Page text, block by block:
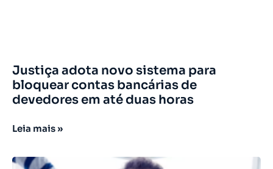
Justiça adota novo sistema para
bloquear contas bancárias de
devedores em até duas horas
Leia mais »